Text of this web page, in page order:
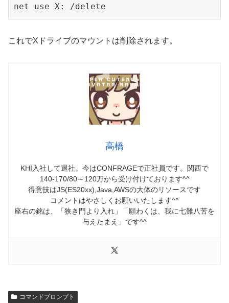
net use X: /delete
これでXドライブのマウントは削除されます。
高橋
KHI入社して退社。今はCONFRAGEで正社員です。関西で
140-170/80～120万から受け付けております^^
得意技はJS(ES20xx),Java,AWSの大体のリソースです
コメントはやさしくお願いいたします^^
座右の銘は、「狭き門より入れ」「願わくは、我に七難八苦を
与えたまえ」です^^
コマンドプロンプト